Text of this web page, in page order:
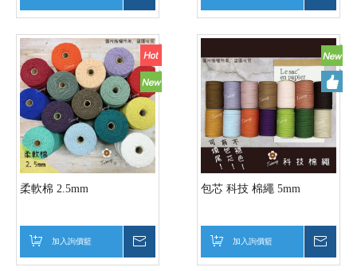
柔軟棉 2.5mm
加入詢價籃
包芯 科技 棉繩 5mm
加入詢價籃